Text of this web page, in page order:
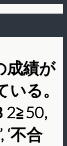
成績が
る。
2≧50,
‘不合